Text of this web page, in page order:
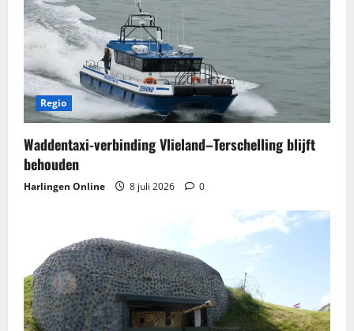
Regio
Waddentaxi-verbinding Vlieland–Terschelling blijft
behouden
Harlingen Online 8 juli 2026 0